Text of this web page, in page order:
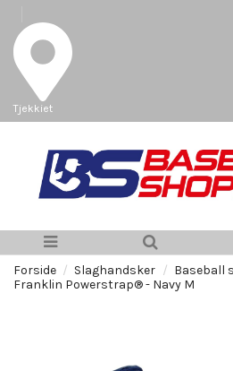
Tjekkiet
Forside Slaghandsker
Baseball
Franklin Powerstrap® - Navy M